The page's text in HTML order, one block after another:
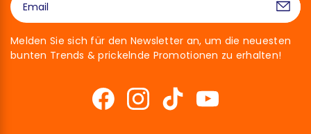
Melden Sie sich für den Newsletter an, um die neuesten
bunten Trends & prickelnde Promotionen zu erhalten!